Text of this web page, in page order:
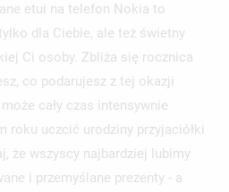
etui na telefon Nokia to
dla Ciebie, ale też świetny
Ci osoby. Zbliża się rocznica
co podarujesz z tej okazji
cały czas intensywnie
roku uczcić urodziny przyjaciółki
że wszyscy najbardziej lubimy
i przemyślane prezenty - a